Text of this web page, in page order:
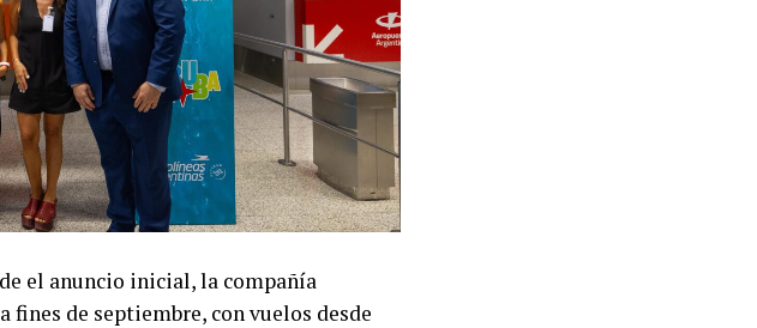
el anuncio inicial, la compañía
de septiembre, con vuelos desde